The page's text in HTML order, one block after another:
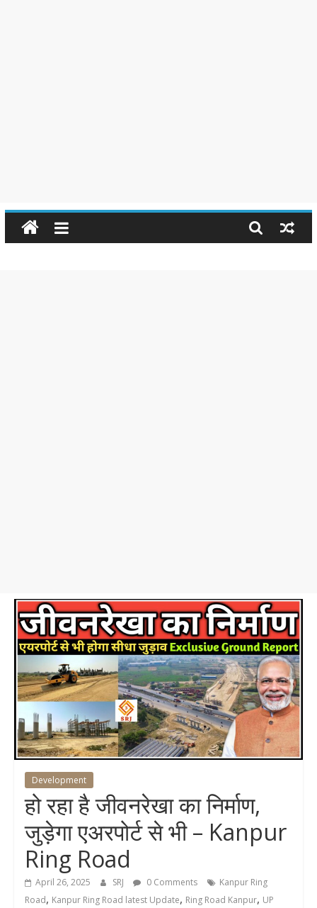
Development
हो रहा है जीवनरेखा का निर्माण,
जुड़ेगा एअरपोर्ट से भी – Kanpur
Ring Road
April 26, 2025 SRJ 0 Comments
Kanpur Ring
Road, Kanpur Ring Road latest Update, Ring Road Kanpur, UP